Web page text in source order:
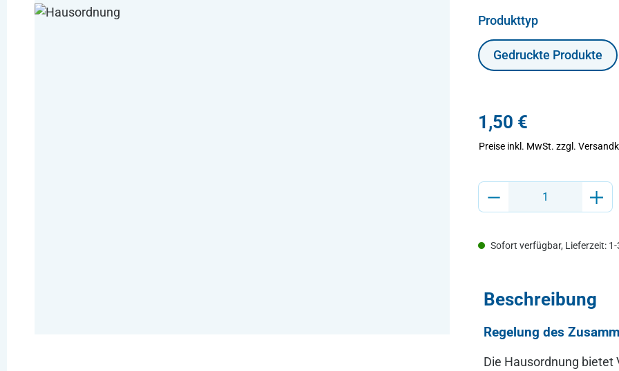
Produkttypauswählen
Gedruckte Produkte
1,50 €
Preise inkl. MwSt. zzgl.
Produkt Anzahl: Gib den
Sofort verfügbar, Lieferzeit: 1-
Beschreibung
Regelung des
Die Hausordnung